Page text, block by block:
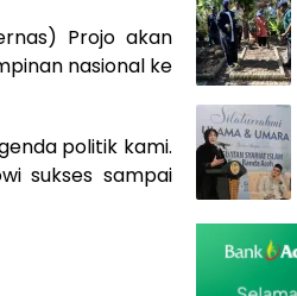
Projo akan
nasional ke
politik kami.
sukses sampai